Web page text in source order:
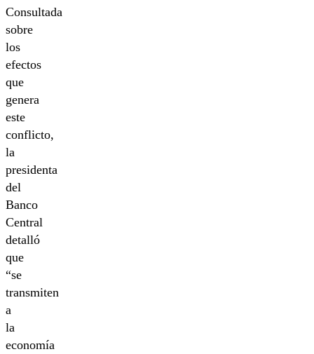
Consultada
sobre
los
efectos
que
genera
este
conflicto,
la
presidenta
del
Banco
Central
detalló
que
“se
transmiten
a
la
economía